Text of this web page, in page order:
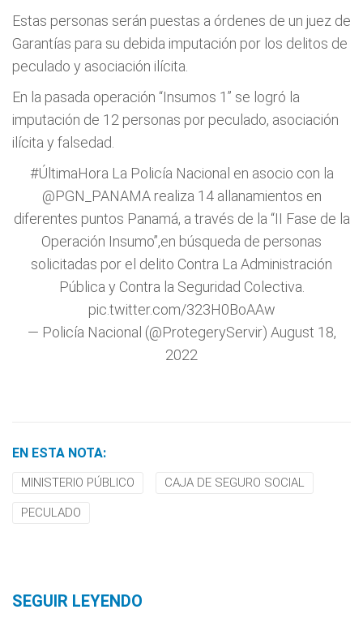
Estas personas serán puestas a órdenes de un juez de
Garantías para su debida imputación por los delitos de
peculado y asociación ilícita.
En la pasada operación “Insumos 1” se logró la
imputación de 12 personas por peculado, asociación
ilícita y falsedad.
#ÚltimaHora La Policía Nacional en asocio con la
@PGN_PANAMArealiza 14 allanamientos en
diferentes puntos Panamá, a través de la “II Fase de la
Operación Insumo”,en búsqueda de personas
solicitadas por el delito Contra La Administración
Pública y Contra la Seguridad Colectiva.
pic.twitter.com/323H0BoAAw
— Policía Nacional (@ProtegeryServir) August 18,
2022
EN ESTA NOTA:
MINISTERIO PÚBLICO CAJA DE SEGURO SOCIAL
PECULADO
SEGUIR LEYENDO